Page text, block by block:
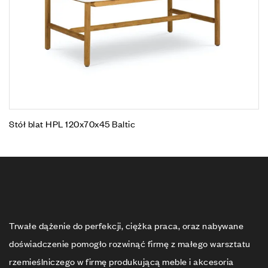
Stół blat HPL 120x70x45 Baltic
Trwałe dążenie do perfekcji, ciężka praca, oraz nabywane
doświadczenie pomogło rozwinąć firmę z małego warsztatu
rzemieślniczego w firmę produkującą meble i akcesoria